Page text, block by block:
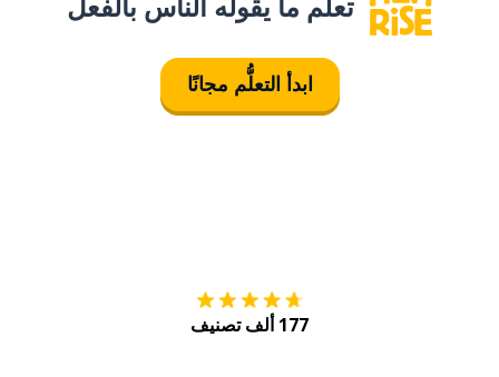
ابدأ التعلُّم مجانًا
177 ألف تصنيف